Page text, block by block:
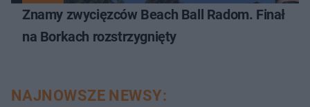
Znamy zwycięzców Beach Ball Radom. Finał
na Borkach rozstrzygnięty
NAJNOWSZE NEWSY: